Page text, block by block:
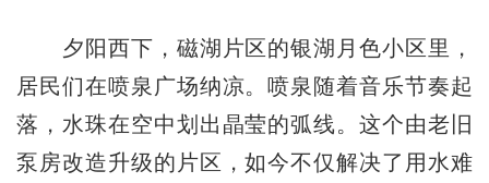
夕阳西下，磁湖片区的银湖月色小区里，
居民们在喷泉广场纳凉。喷泉随着音乐节奏起
落，水珠在空中划出晶莹的弧线。这个由老旧
泵房改造升级的片区，如今不仅解决了用水难